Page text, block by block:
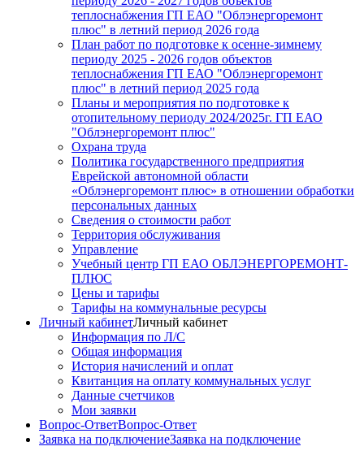
теплоснабжения ГП ЕАО "Облэнергоремонт
плюс" в летний период 2026 года
План работ по подготовке к осенне-зимнему
периоду 2025 - 2026 годов объектов
теплоснабжения ГП ЕАО "Облэнергоремонт
плюс" в летний период 2025 года
Планы и мероприятия по подготовке к
отопительному периоду 2024/2025г. ГП ЕАО
"Облэнергоремонт плюс"
Охрана труда
Политика государственного предприятия
Еврейской автономной области
«Облэнергоремонт плюс» в отношении обработки
персональных данных
Сведения о стоимости работ
Территория обслуживания
Управление
Учебный центр ГП ЕАО ОБЛЭНЕРГОРЕМОНТ-
ПЛЮС
Цены и тарифы
Тарифы на коммунальные ресурсы
Личный кабинетЛичный кабинет
Информация по Л/С
Общая информация
История начислений и оплат
Квитанция на оплату коммунальных услуг
Данные счетчиков
Мои заявки
Вопрос-ОтветВопрос-Ответ
Заявка на подключениеЗаявка на подключение